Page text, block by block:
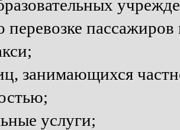
перевозке
занимающихся
услуги;